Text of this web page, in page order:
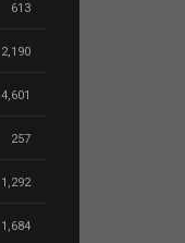
613
2,190
4,601
257
1,292
1,684